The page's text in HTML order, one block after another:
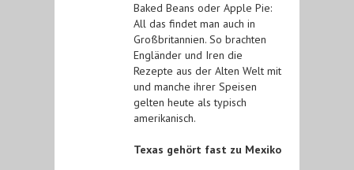
Baked Beans oder Apple Pie:
All das findet man auch in
Großbritannien. So brachten
Engländer und Iren die
Rezepte aus der Alten Welt mit
und manche ihrer Speisen
gelten heute als typisch
amerikanisch.
Texas gehört fast zu Mexiko